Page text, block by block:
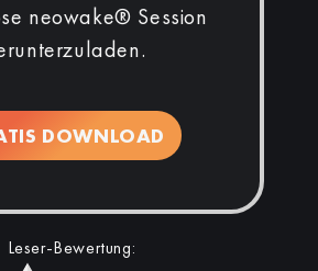
neowake® Session
DOWNLOAD
Leser-Bewertung: